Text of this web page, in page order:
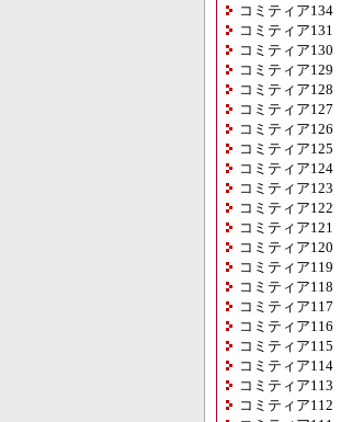
コミティア134
コミティア131
コミティア130
コミティア129
コミティア128
コミティア127
コミティア126
コミティア125
コミティア124
コミティア123
コミティア122
コミティア121
コミティア120
コミティア119
コミティア118
コミティア117
コミティア116
コミティア115
コミティア114
コミティア113
コミティア112